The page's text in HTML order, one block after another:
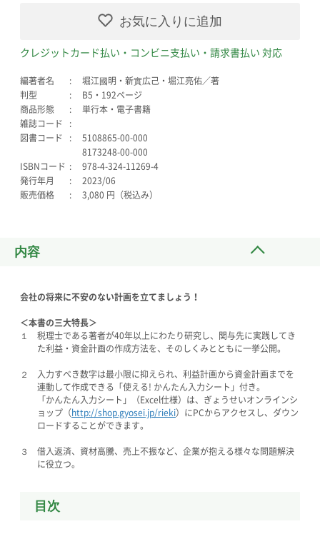
お気に入りに追加
クレジットカード払い・コンビニ支払い・請求書払い 対応
編著者名
堀江國明・新實広己・堀江亮佑／著
判型
B5・192ページ
商品形態
単行本・電子書籍
雑誌コード
図書コード
5108865-00-000
8173248-00-000
ISBNコード
978-4-324-11269-4
発行年月
2023/06
販売価格
3,080 円（税込み）
内容
会社の将来に不安のない計画を立てましょう！
＜本書の三大特長＞
１ 税理士である著者が40年以上にわたり研究し、関与先に実践してき
た利益・資金計画の作成方法を、そのしくみとともに一挙公開。
２ 入力すべき数字は最小限に抑えられ、利益計画から資金計画までを
連動して作成できる「使える! かんたん入力シート」付き。
「かんたん入力シート」（Excel仕様）は、ぎょうせいオンラインシ
ョップ（http://shop.gyosei.jp/rieki）にPCからアクセスし、ダウン
ロードすることができます。
３ 借入返済、資材高騰、売上不振など、企業が抱える様々な問題解決
に役立つ。
目次